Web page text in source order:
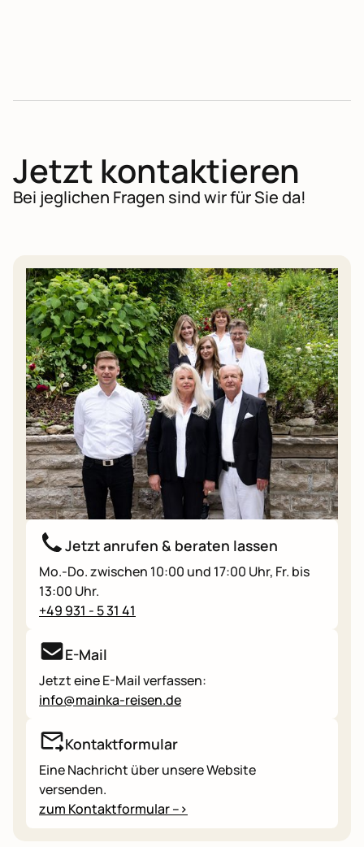
Jetzt kontaktieren
Bei jeglichen Fragen sind wir für Sie da!
Jetzt anrufen & beraten lassen
Mo.-Do. zwischen 10:00 und 17:00 Uhr, Fr. bis
13:00 Uhr.
+49 931 - 5 31 41
E-Mail
Jetzt eine E-Mail verfassen:
info@mainka-reisen.de
Kontaktformular
Eine Nachricht über unsere Website
versenden.
zum Kontaktformular -->